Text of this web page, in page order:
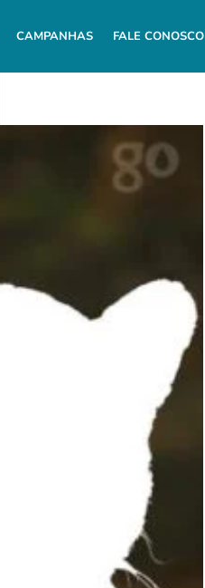
CAMPANHAS FALE CONOSCO